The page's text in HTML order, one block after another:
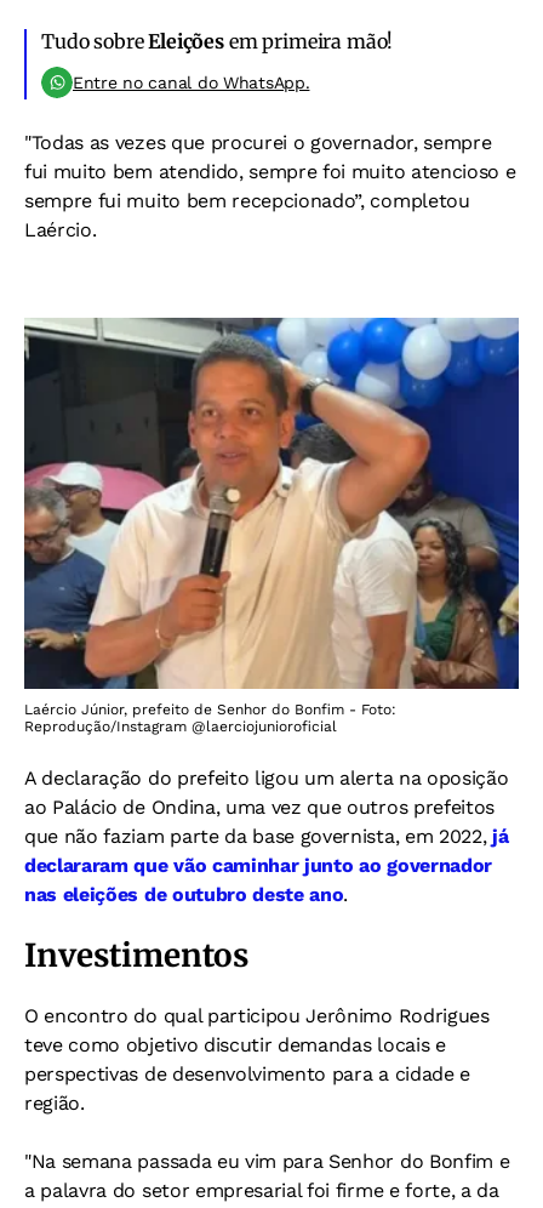
Tudo sobreEleiçõesem primeira mão!
Entre no canal do WhatsApp.
"Todas as vezes que procurei o governador, sempre
fui muito bem atendido, sempre foi muito atencioso e
sempre fui muito bem recepcionado”, completou
Laércio.
Laércio Júnior, prefeito de Senhor do Bonfim - Foto:
Reprodução/Instagram @laerciojunioroficial
A declaração do prefeito ligou um alerta na oposição
ao Palácio de Ondina, uma vez que outros prefeitos
que não faziam parte da base governista, em 2022, já
declararam que vão caminhar junto ao governador
nas eleições de outubro deste ano.
Investimentos
O encontro do qual participou Jerônimo Rodrigues
teve como objetivo discutir demandas locais e
perspectivas de desenvolvimento para a cidade e
região.
"Na semana passada eu vim para Senhor do Bonfim e
a palavra do setor empresarial foi firme e forte, a da